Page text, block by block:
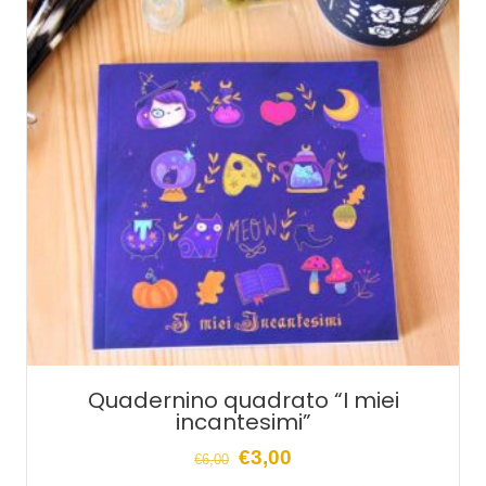
Quadernino quadrato “I miei
incantesimi”
€6,00 Il
€3,00